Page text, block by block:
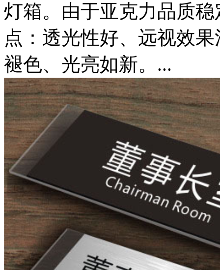
灯箱。由于亚克力品质
点：透光性好、远视效
褪色、光亮如新。...